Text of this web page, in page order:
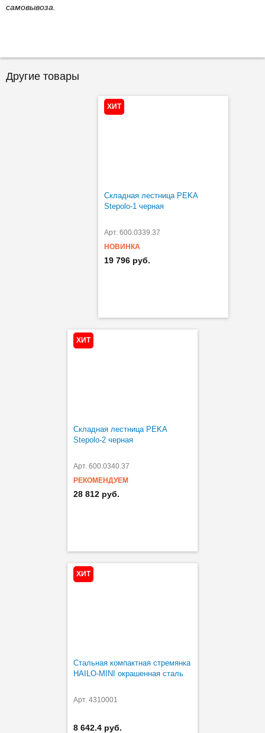
самовывоза.
Другие товары
ХИТ
Складная лестница PEKA
Stepolo-1 черная
Арт. 600.0339.37
НОВИНКА
19 796 руб.
ХИТ
Складная лестница PEKA
Stepolo-2 черная
Арт. 600.0340.37
РЕКОМЕНДУЕМ
28 812 руб.
ХИТ
Стальная компактная стремянка
HAILO-MINI окрашенная сталь
Арт. 4310001
8 642.4 руб.